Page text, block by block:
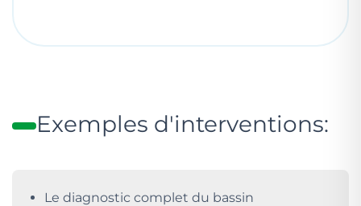
Exemples d'interventions:
Le diagnostic complet du bassin